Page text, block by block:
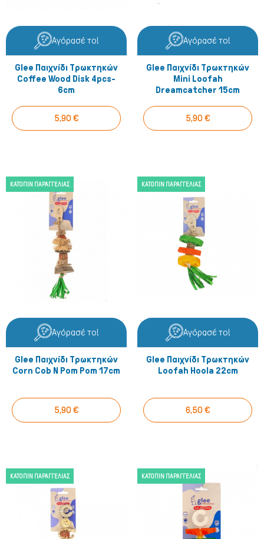
Αγόρασέ το!
Glee Παιχνίδι Τρωκτηκών
Coffee Wood Disk 4pcs-
6cm
5,90 €
Αγόρασέ το!
Glee Παιχνίδι Τρωκτηκών
Mini Loofah
Dreamcatcher 15cm
5,90 €
ΚΑΤΌΠΙΝ ΠΑΡΑΓΓΕΛΊΑΣ
Αγόρασέ το!
Glee Παιχνίδι Τρωκτηκών
Corn Cob N Pom Pom 17cm
5,90 €
ΚΑΤΌΠΙΝ ΠΑΡΑΓΓΕΛΊΑΣ
Αγόρασέ το!
Glee Παιχνίδι Τρωκτηκών
Loofah Hoola 22cm
6,50 €
ΚΑΤΌΠΙΝ ΠΑΡΑΓΓΕΛΊΑΣ ΚΑΤΌΠΙΝ ΠΑΡΑΓΓΕΛΊΑΣ